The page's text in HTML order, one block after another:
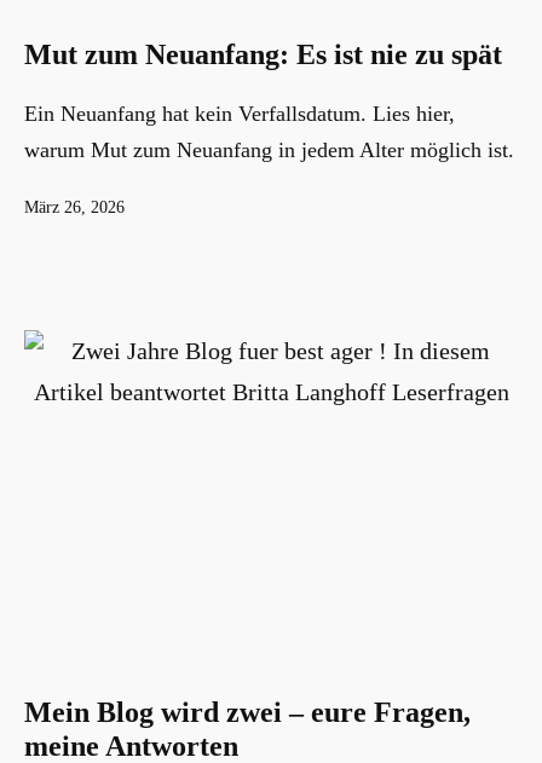
Mut zum Neuanfang: Es ist nie zu spät
Ein Neuanfang hat kein Verfallsdatum. Lies hier,
warum Mut zum Neuanfang in jedem Alter möglich ist.
Veröffentlicht
März 26, 2026
Mein Blog wird zwei – eure Fragen,
meine Antworten